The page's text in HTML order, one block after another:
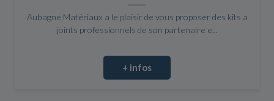
Aubagne Matériaux a le plaisir de vous proposer des kits a
joints professionnels de son partenaire e...
+ infos